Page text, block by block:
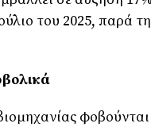
του 2025, παρά